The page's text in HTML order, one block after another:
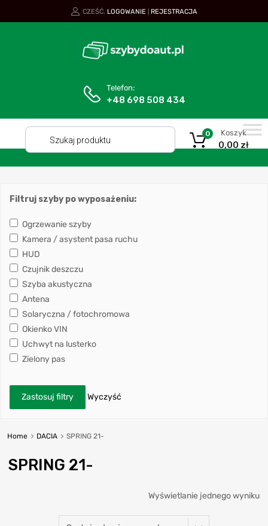
CZEŚĆ. LOGOWANIE REJESTRACJA
Telefon:
+48 698 508 434
Koszyk
0,00 zł
0
Filtruj szyby po wyposażeniu:
Ogrzewanie szyby
Kamera / asystent pasa ruchu
HUD
Czujnik deszczu
Szyba akustyczna
Antena
Solaryczna / fotochromowa
Okienko VIN
Uchwyt na lusterko
Zielony pas
Zastosuj filtry Wyczyść
Home DACIA SPRING 21-
SPRING 21-
Wyświetlanie jednego wyniku